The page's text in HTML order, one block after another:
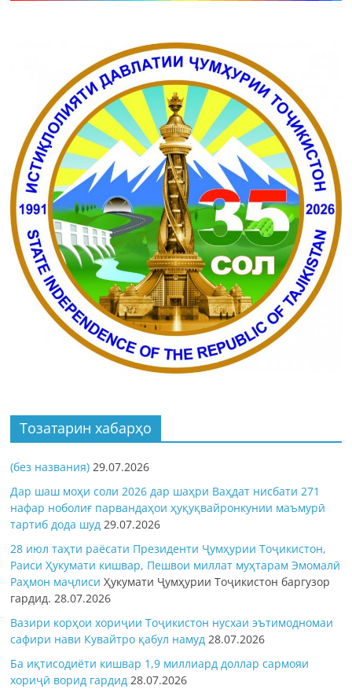
Тозатарин хабарҳо
(без названия) 29.07.2026
Дар шаш моҳи соли 2026 дар шаҳри Ваҳдат нисбати 271
нафар ноболиғ парвандаҳои ҳуқуқвайронкунии маъмурӣ
тартиб дода шуд 29.07.2026
28 июл таҳти раёсати Президенти Ҷумҳурии Тоҷикистон,
Раиси Ҳукумати кишвар, Пешвои миллат муҳтарам Эмомалӣ
Раҳмон маҷлисиҲукумати Ҷумҳурии Тоҷикистон баргузор
гардид.28.07.2026
Вазири корҳои хориҷии Тоҷикистон нусхаи эътимодномаи
сафири нави Кувайтро қабул намуд 28.07.2026
Ба иқтисодиёти кишвар 1,9 миллиард доллар сармояи
хориҷӣ ворид гардид 28.07.2026